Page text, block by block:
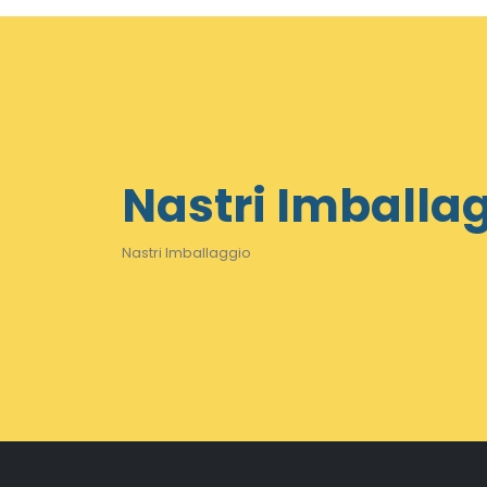
Nastri
Nastri Imballaggio